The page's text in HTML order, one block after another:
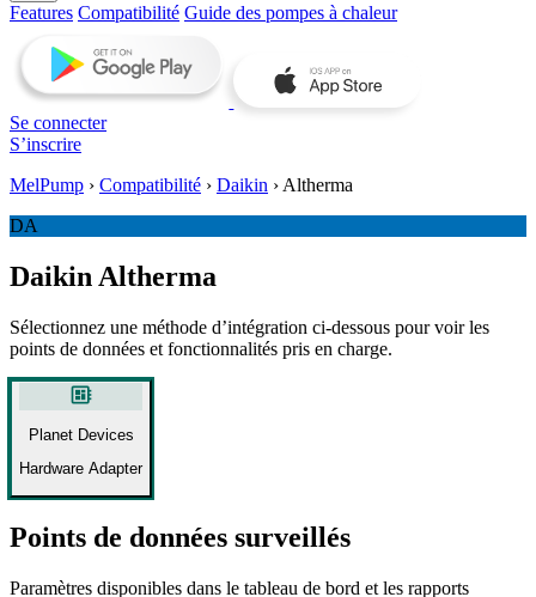
Features Compatibilité Guide des pompes à chaleur
Se connecter
S’inscrire
MelPump › Compatibilité › Daikin › Altherma
DA
Daikin Altherma
Sélectionnez une méthode d’intégration ci-dessous pour voir les
points de données et fonctionnalités pris en charge.
developer_board
Planet Devices
Hardware Adapter
Points de données surveillés
Paramètres disponibles dans le tableau de bord et les rapports